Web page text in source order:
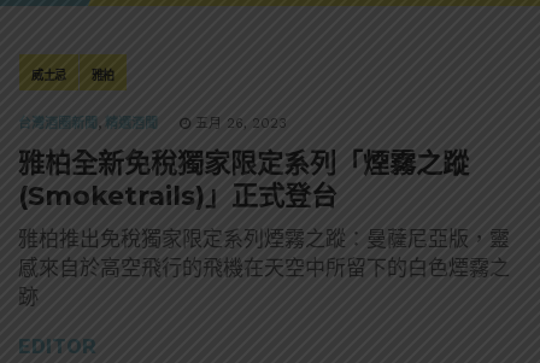
角嗨尬炸物X爽快這一步，角瓶攜手頂呱呱 全新套餐限時登場
美國正式恢復蘇格蘭威士忌零關稅！烈酒產業再次迎來重磅利多
威士忌 雅柏
台灣酒圈新聞 , 精選酒聞 五月 26, 2023
雅柏全新免稅獨家限定系列「煙霧之蹤
(Smoketrails)」正式登台
雅柏推出免稅獨家限定系列煙霧之蹤：曼薩尼亞版，靈
感來自於高空飛行的飛機在天空中所留下的白色煙霧之
跡
EDITOR